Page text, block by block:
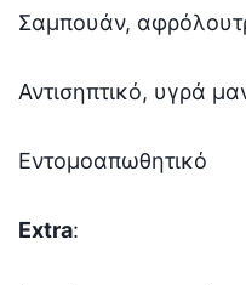
Σαμπουάν,
Αντισηπτικό, υγρά
Εντομοαπωθητικό
Extra: